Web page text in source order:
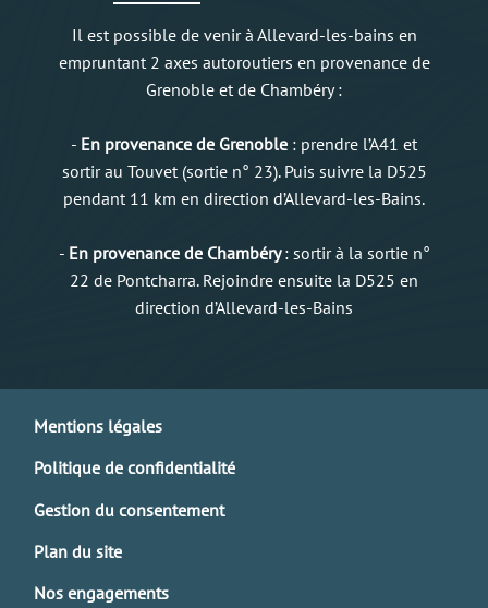
Il est possible de venir à Allevard-les-bains en
empruntant 2 axes autoroutiers en provenance de
Grenoble et de Chambéry :
- En provenance de Grenoble : prendre l’A41 et
sortir au Touvet (sortie n° 23). Puis suivre la D525
pendant 11 km en direction d’Allevard-les-Bains.
- En provenance de Chambéry: sortir à la sortie n°
22 de Pontcharra. Rejoindre ensuite la D525 en
direction d’Allevard-les-Bains
Mentions légales
Politique de confidentialité
Gestion du consentement
Plan du site
Nos engagements